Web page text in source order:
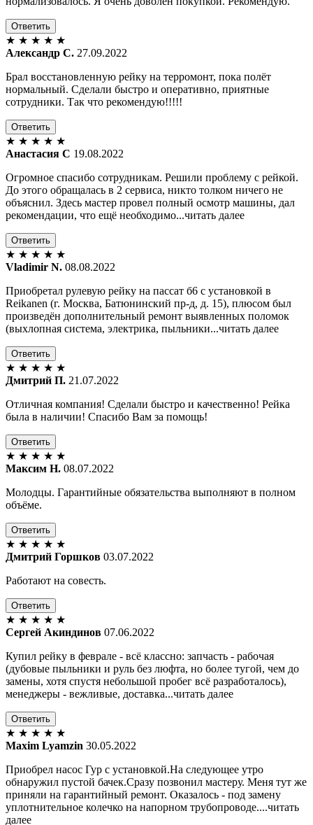
Ответить
★ ★ ★ ★ ★
Александр С. 27.09.2022
Брал восстановленную рейку на терромонт, пока полёт
нормальный. Сделали быстро и оперативно, приятные
сотрудники. Так что рекомендую!!!!!
Ответить
★ ★ ★ ★ ★
Анастасия С 19.08.2022
Огромное спасибо сотрудникам. Решили проблему с рейкой.
До этого обращалась в 2 сервиса, никто толком ничего не
объяснил. Здесь мастер провел полный осмотр машины, дал
рекомендации, что ещё необходимо...читать далее
Ответить
★ ★ ★ ★ ★
Vladimir N. 08.08.2022
Приобретал рулевую рейку на пассат б6 с установкой в
Reikanen (г. Москва, Батюнинский пр-д, д. 15), плюсом был
произведён дополнительный ремонт выявленных поломок
(выхлопная система, электрика, пыльники...читать далее
Ответить
★ ★ ★ ★ ★
Дмитрий П. 21.07.2022
Отличная компания! Сделали быстро и качественно! Рейка
была в наличии! Спасибо Вам за помощь!
Ответить
★ ★ ★ ★ ★
Максим Н. 08.07.2022
Молодцы. Гарантийные обязательства выполняют в полном
объёме.
Ответить
★ ★ ★ ★ ★
Дмитрий Горшков 03.07.2022
Работают на совесть.
Ответить
★ ★ ★ ★ ★
Сергей Акиндинов 07.06.2022
Купил рейку в феврале - всё классно: запчасть - рабочая
(дубовые пыльники и руль без люфта, но более тугой, чем до
замены, хотя спустя небольшой пробег всё разработалось),
менеджеры - вежливые, доставка...читать далее
Ответить
★ ★ ★ ★ ★
Maxim Lyamzin 30.05.2022
Приобрел насос Гур с установкой.На следующее утро
обнаружил пустой бачек.Сразу позвонил мастеру. Меня тут же
приняли на гарантийный ремонт. Оказалось - под замену
уплотнительное колечко на напорном трубопроводе....читать
далее